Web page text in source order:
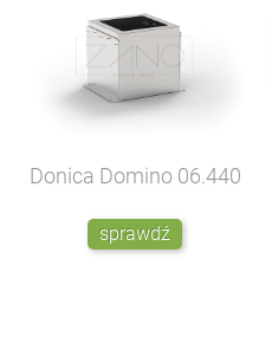
Donica Domino 06.440
sprawdź